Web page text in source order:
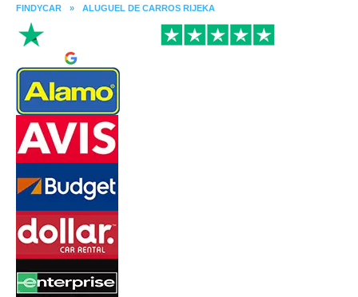
FINDYCAR » ALUGUEL DE CARROS RIJEKA